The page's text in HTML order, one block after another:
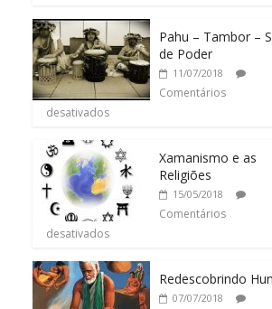
Pahu – Tambor –
de Poder
11/07/2018
Comentários
desativados
Xamanismo e as
Religiões
15/05/2018
Comentários
desativados
Redescobrindo
07/07/2018